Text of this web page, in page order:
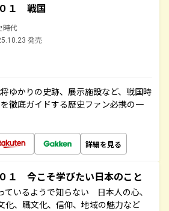
１ 戦国
時代
発売
ゆかりの史跡、展示施設など、戦国時
徹底ガイドする歴史ファン必携の一
詳細を見る
１ 今こそ学びたい日本のこと
ているようで知らない 日本人の心、
化、職文化、信仰、地域の魅力など